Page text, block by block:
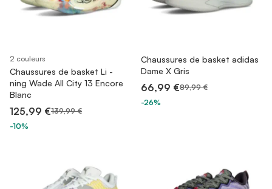
2 couleurs
Chaussures de basket Li -
ning Wade All City 13 Encore
Blanc
125,99 €139,99 €
-10%
Chaussures de basket adidas
Dame X Gris
66,99 €89,99 €
-26%